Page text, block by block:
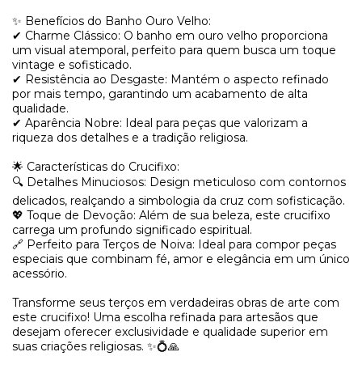
✨ Benefícios do Banho Ouro Velho:
✔ Charme Clássico: O banho em ouro velho proporciona
um visual atemporal, perfeito para quem busca um toque
vintage e sofisticado.
✔ Resistência ao Desgaste: Mantém o aspecto refinado
por mais tempo, garantindo um acabamento de alta
qualidade.
✔ Aparência Nobre: Ideal para peças que valorizam a
riqueza dos detalhes e a tradição religiosa.
🌟 Características do Crucifixo:
🔍 Detalhes Minuciosos: Design meticuloso com contornos
delicados, realçando a simbologia da cruz com sofisticação.
💖 Toque de Devoção: Além de sua beleza, este crucifixo
carrega um profundo significado espiritual.
🔗 Perfeito para Terços de Noiva: Ideal para compor peças
especiais que combinam fé, amor e elegância em um único
acessório.
Transforme seus terços em verdadeiras obras de arte com
este crucifixo! Uma escolha refinada para artesãos que
desejam oferecer exclusividade e qualidade superior em
suas criações religiosas. ✨💍🙏